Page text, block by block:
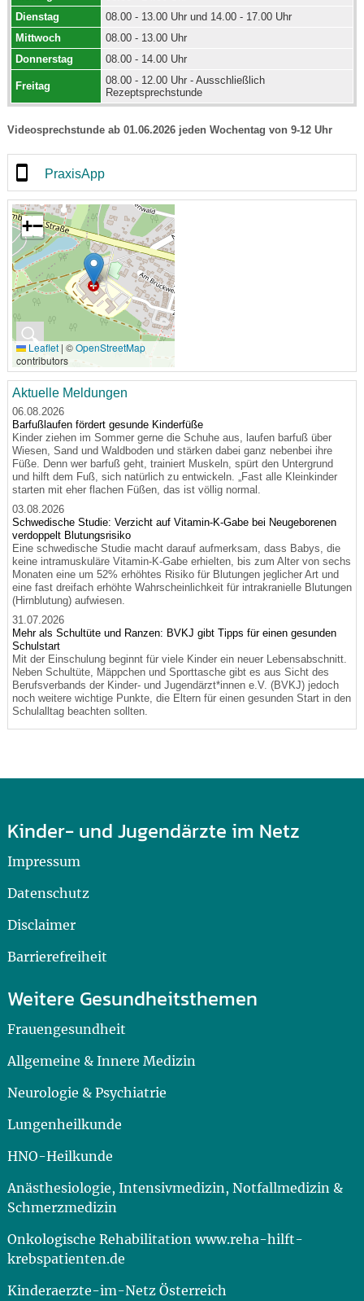
Dienstag
08.00 - 13.00 Uhr und 14.00 - 17.00 Uhr
Mittwoch
08.00 - 13.00 Uhr
Donnerstag
08.00 - 14.00 Uhr
Freitag
08.00 - 12.00 Uhr - Ausschließlich
Rezeptsprechstunde
Videosprechstunde ab 01.06.2026 jeden Wochentag von 9-12 Uhr
PraxisApp
🔍
+−
Leaflet | ©OpenStreetMap
contributors
Aktuelle Meldungen
06.08.2026
Barfußlaufen fördert gesunde Kinderfüße
Kinder ziehen im Sommer gerne die Schuhe aus, laufen barfuß über
Wiesen, Sand und Waldboden und stärken dabei ganz nebenbei ihre
Füße. Denn wer barfuß geht, trainiert Muskeln, spürt den Untergrund
und hilft dem Fuß, sich natürlich zu entwickeln. „Fast alle Kleinkinder
starten mit eher flachen Füßen, das ist völlig normal.
03.08.2026
Schwedische Studie: Verzicht auf Vitamin-K-Gabe bei Neugeborenen
verdoppelt Blutungsrisiko
Eine schwedische Studie macht darauf aufmerksam, dass Babys, die
keine intramuskuläre Vitamin-K-Gabe erhielten, bis zum Alter von sechs
Monaten eine um 52% erhöhtes Risiko für Blutungen jeglicher Art und
eine fast dreifach erhöhte Wahrscheinlichkeit für intrakranielle Blutungen
(Hirnblutung) aufwiesen.
31.07.2026
Mehr als Schultüte und Ranzen: BVKJ gibt Tipps für einen gesunden
Schulstart
Mit der Einschulung beginnt für viele Kinder ein neuer Lebensabschnitt.
Neben Schultüte, Mäppchen und Sporttasche gibt es aus Sicht des
Berufsverbands der Kinder- und Jugendärzt*innen e.V. (BVKJ) jedoch
noch weitere wichtige Punkte, die Eltern für einen gesunden Start in den
Schulalltag beachten sollten.
Kinder- und Jugendärzte im Netz
Impressum
Datenschutz
Disclaimer
Barrierefreiheit
Weitere Gesundheitsthemen
Frauengesundheit
Allgemeine & Innere Medizin
Neurologie & Psychiatrie
Lungenheilkunde
HNO-Heilkunde
Anästhesiologie, Intensivmedizin, Notfallmedizin &
Schmerzmedizin
Onkologische Rehabilitation www.reha-hilft-
krebspatienten.de
Kinderaerzte-im-Netz Österreich